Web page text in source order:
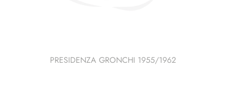
PRESIDENZA GRONCHI 1955/1962